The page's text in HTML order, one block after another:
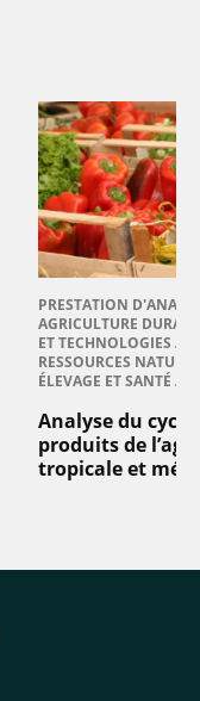
PRESTATION
AGRICULTURE
ET TECHNOLOGIES
RESSOURCES
ÉLEVAGE ET SANTÉ
Analyse du cycle
produits de
tropicale et